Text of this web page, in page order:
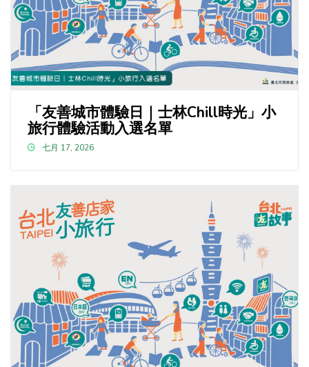
「友善城市體驗日｜士林Chill時光」小
旅行體驗活動入選名單
七月 17, 2026